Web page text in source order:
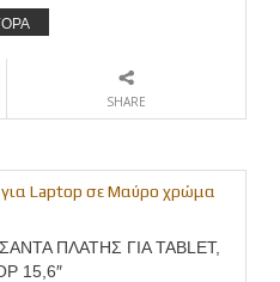
SHARE
ΠΛΑΤΗΣ ΓΙΑ TABLET,
15,6″